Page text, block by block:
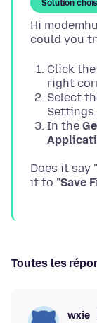
Solution
Hi
Click
right
Select
Settings
In the
Does it say "
it to "Save
Toutes les
wxie